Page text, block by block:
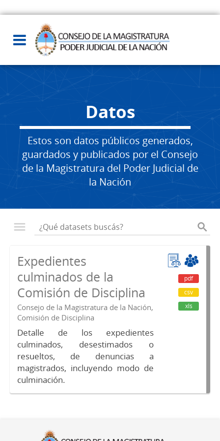
Datos
Estos son datos públicos generados,
guardados y publicados por el Consejo
de la Magistratura del Poder Judicial de
la Nación
Expedientes
culminados de la
Comisión de Disciplina
Consejo de la Magistratura de la Nación,
Comisión de Disciplina
Detalle de los expedientes
culminados, desestimados o
resueltos, de denuncias a
magistrados, incluyendo modo de
culminación.
pdf
csv
xls